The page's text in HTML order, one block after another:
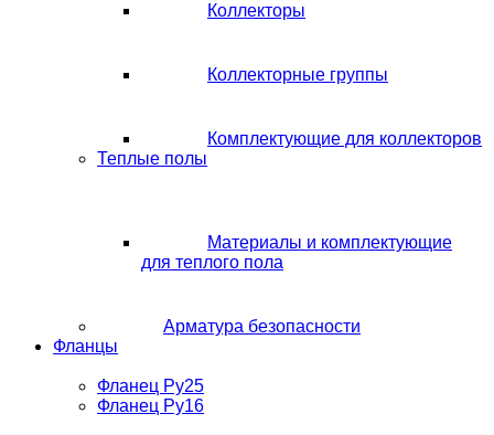
Коллекторы
Коллекторные группы
Комплектующие для коллекторов
Теплые полы
Материалы и комплектующие
для теплого пола
Арматура безопасности
Фланцы
Фланец Ру25
Фланец Ру16